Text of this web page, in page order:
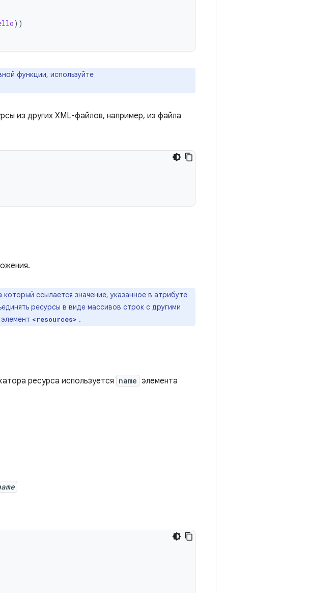
))
функции, используйте
из других XML-файлов, например, из файла
ссылается значение, указанное в атрибуте
ресурсы в виде массивов строк с другими
<resources> .
ресурса используется name элемента